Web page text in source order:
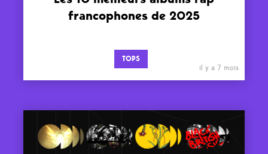
francophones de 2025
TOPS
il y a 7 mois